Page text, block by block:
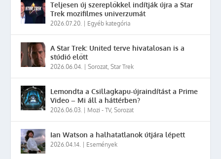
Teljesen új szereplőkkel indítják újra a Star
Trek mozifilmes univerzumát
2026.07.20. Egyéb kategória
A Star Trek: United terve hivatalosan is a
stúdió előtt
2026.06.04. |Sorozat,Star Trek
Lemondta a Csillagkapu-újraindítást a Prime
Video – Mi áll a háttérben?
2026.06.03. Mozi - TV,Sorozat
Ian Watson a halhatatlanok útjára lépett
2026.04.14. Események